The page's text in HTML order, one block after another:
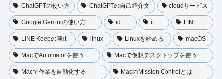
ChatGPTの使い方 ChatGPTの自己紹介文 cloudサービス
Google Geminiの使い方 id it LINE
LINE Keepの廃止 linux Linuxを始める macOS
MacでAutomatorを使う Macで仮想デスクトップを使う
Macで作業を自動化する MacのMission Controlとは